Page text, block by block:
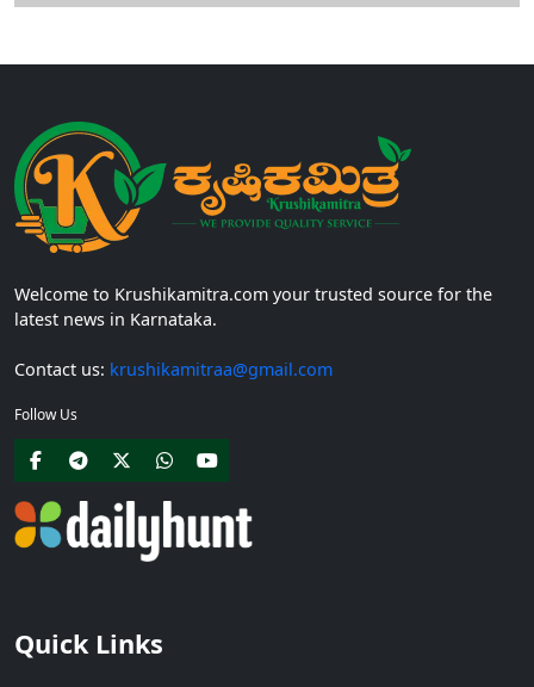
Welcome to Krushikamitra.com your trusted source for the
latest news in Karnataka.
Contact us: krushikamitraa@gmail.com
Follow Us
Quick Links